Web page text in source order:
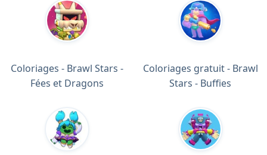
Coloriages - Brawl Stars -
Fées et Dragons
Coloriages gratuit - Brawl
Stars - Buffies